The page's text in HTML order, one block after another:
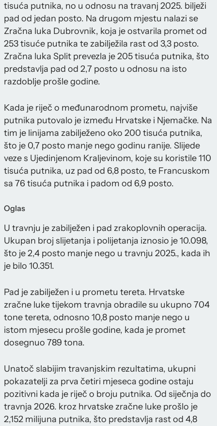
tisuća putnika, no u odnosu na travanj 2025. bilježi
pad od jedan posto. Na drugom mjestu nalazi se
Zračna luka Dubrovnik, koja je ostvarila promet od
253 tisuće putnika te zabilježila rast od 3,3 posto.
Zračna luka Split prevezla je 205 tisuća putnika, što
predstavlja pad od 2,7 posto u odnosu na isto
razdoblje prošle godine.
Kada je riječ o međunarodnom prometu, najviše
putnika putovalo je između Hrvatske i Njemačke. Na
tim je linijama zabilježeno oko 200 tisuća putnika,
što je 0,7 posto manje nego godinu ranije. Slijede
veze s Ujedinjenom Kraljevinom, koje su koristile 110
tisuća putnika, uz pad od 6,8 posto, te Francuskom
sa 76 tisuća putnika i padom od 6,9 posto.
Oglas
U travnju je zabilježen i pad zrakoplovnih operacija.
Ukupan broj slijetanja i polijetanja iznosio je 10.098,
što je 2,4 posto manje nego u travnju 2025., kada ih
je bilo 10.351.
Pad je zabilježen i u prometu tereta. Hrvatske
zračne luke tijekom travnja obradile su ukupno 704
tone tereta, odnosno 10,8 posto manje nego u
istom mjesecu prošle godine, kada je promet
dosegnuo 789 tona.
Unatoč slabijim travanjskim rezultatima, ukupni
pokazatelji za prva četiri mjeseca godine ostaju
pozitivni kada je riječ o broju putnika. Od siječnja do
travnja 2026. kroz hrvatske zračne luke prošlo je
2,152 milijuna putnika, što predstavlja rast od 4,8